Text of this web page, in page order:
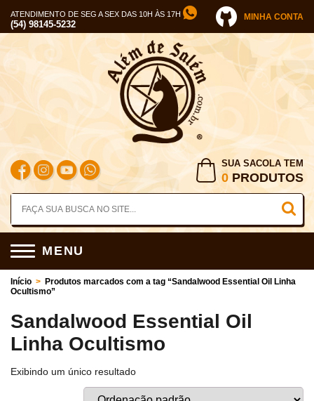
ATENDIMENTO DE SEG A SEX DAS 10H ÀS 17H
(54) 98145-5232
MINHA CONTA
SUA SACOLA TEM
0 PRODUTOS
MENU
Início > Produtos marcados com a tag “Sandalwood Essential Oil Linha
Ocultismo”
Sandalwood Essential Oil
Linha Ocultismo
Exibindo um único resultado